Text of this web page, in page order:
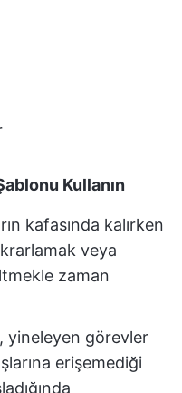
Kullanın
kafasında kalırken
veya
zaman
yineleyen görevler
erişemediği